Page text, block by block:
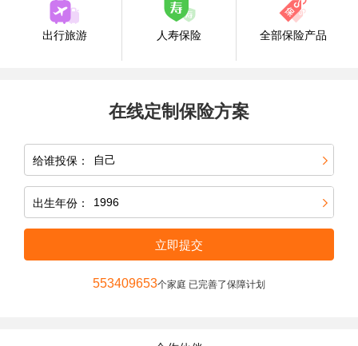
出行旅游 人寿保险 全部保险产品
在线定制保险方案
给谁投保：
出生年份：
立即提交
553409653个家庭 已完善了保障计划